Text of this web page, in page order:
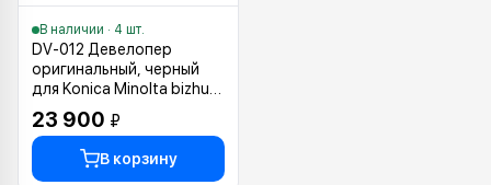
В наличии · 4 шт.
DV-012 Девелопер
оригинальный, черный
для Konica Minolta bizhub
PRO 1100 (A88J500)
23 900 ₽
В корзину